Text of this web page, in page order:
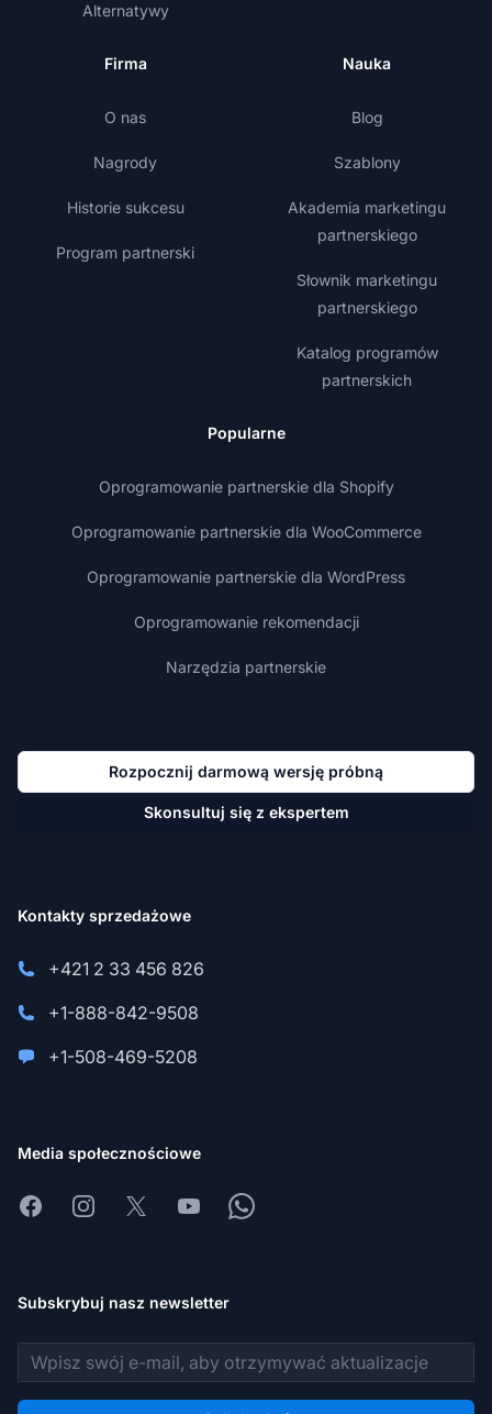
Alternatywy
Firma
O nas
Nagrody
Historie sukcesu
Program partnerski
Nauka
Blog
Szablony
Akademia marketingu
partnerskiego
Słownik marketingu
partnerskiego
Katalog programów
partnerskich
Popularne
Oprogramowanie partnerskie dla Shopify
Oprogramowanie partnerskie dla WooCommerce
Oprogramowanie partnerskie dla WordPress
Oprogramowanie rekomendacji
Narzędzia partnerskie
Rozpocznij darmową wersję próbną
Skonsultuj się z ekspertem
Kontakty sprzedażowe
+421 2 33 456 826
+1-888-842-9508
+1-508-469-5208
Media społecznościowe
FacebookInstagram
X YoutubeWhatsapp
Subskrybuj nasz newsletter
Adres e-mail